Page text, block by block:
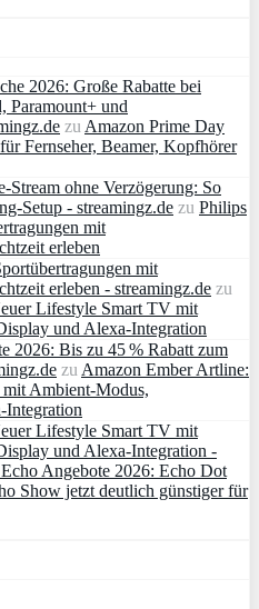
2026: Große Rabatte bei
Paramount+ und
zuAmazon Prime Day
Fernseher, Beamer, Kopfhörer
ohne Verzögerung: So
Setup - streamingz.de zu Philips
mit
erleben
mit
erleben - streamingz.de zu
Lifestyle Smart TV mit
und Alexa‑Integration
2026: Bis zu 45 % Rabatt zum
zuAmazon Ember Artline:
Ambient‑Modus,
Lifestyle Smart TV mit
und Alexa‑Integration -
Angebote 2026: Echo Dot
Show jetzt deutlich günstiger für